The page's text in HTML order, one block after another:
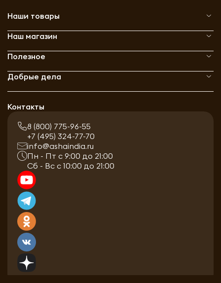
Наши товары
Наш магазин
Полезное
Добрые дела
Контакты
8 (800) 775-96-55
+7 (495) 324-77-70
info@ashaindia.ru
Пн - Пт с 9:00 до 21:00
Сб - Вс с 10:00 до 21:00